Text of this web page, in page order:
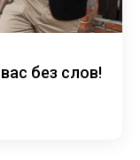
без слов!